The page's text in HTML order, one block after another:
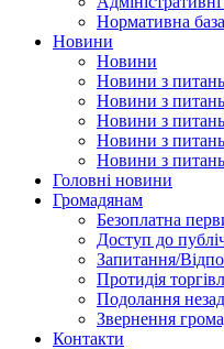
Нормативна база
Новини
Новини
Новини з
Новини з
Новини з
Новини з питань
Новини з
Головні новини
Громадянам
Безоплатна
Доступ до
Запитання/
Протидія
Подолання
Звернення
Контакти